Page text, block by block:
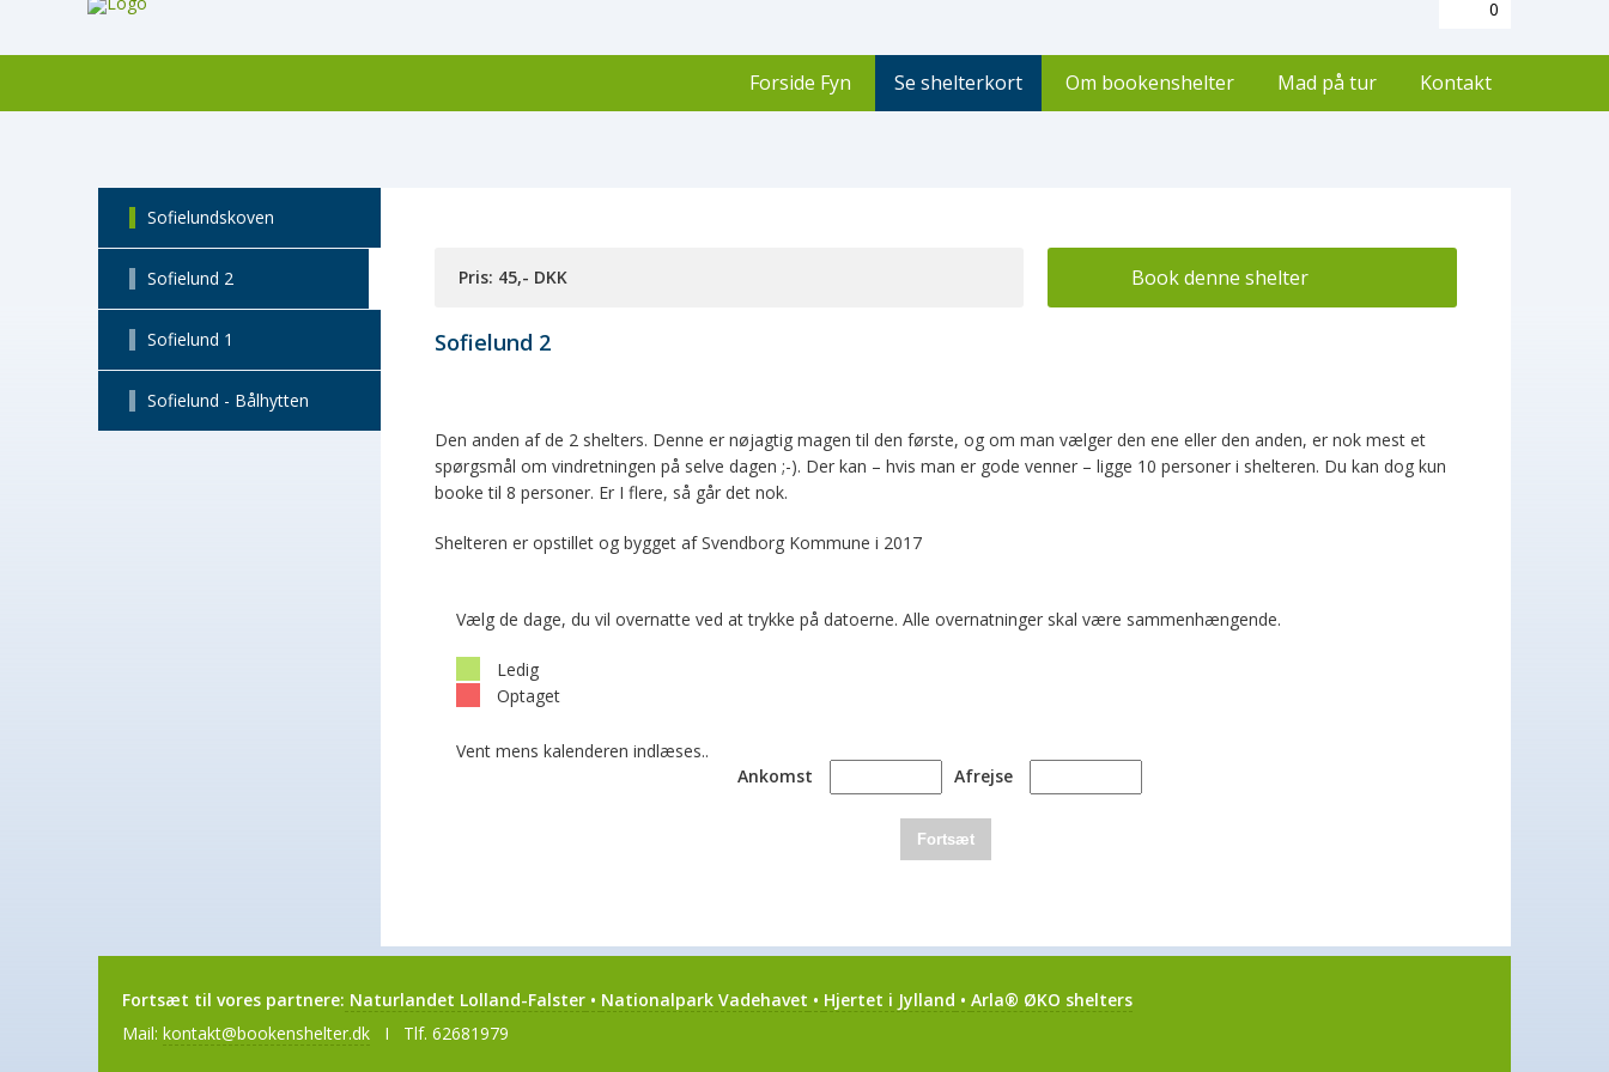
0
Forside Fyn Se shelterkort Om bookenshelter Mad på tur Kontakt
Sofielundskoven
Sofielund 2
Sofielund 1
Sofielund - Bålhytten
Pris: 45,- DKK Book denne shelter
Sofielund 2
Den anden af de 2 shelters. Denne er nøjagtig magen til den første, og om man vælger den ene eller den anden, er nok mest et
spørgsmål om vindretningen på selve dagen ;-). Der kan – hvis man er gode venner – ligge 10 personer i shelteren. Du kan dog kun
booke til 8 personer. Er I flere, så går det nok.
Shelteren er opstillet og bygget af Svendborg Kommune i 2017
Vælg de dage, du vil overnatte ved at trykke på datoerne. Alle overnatninger skal være sammenhængende.
Ledig
Optaget
Vent mens kalenderen indlæses..
Ankomst
Afrejse
Fortsæt
Fortsæt til vores partnere: Naturlandet Lolland-Falster • Nationalpark Vadehavet • Hjertet i Jylland • Arla® ØKO shelters
Mail: kontakt@bookenshelter.dk I Tlf. 62681979